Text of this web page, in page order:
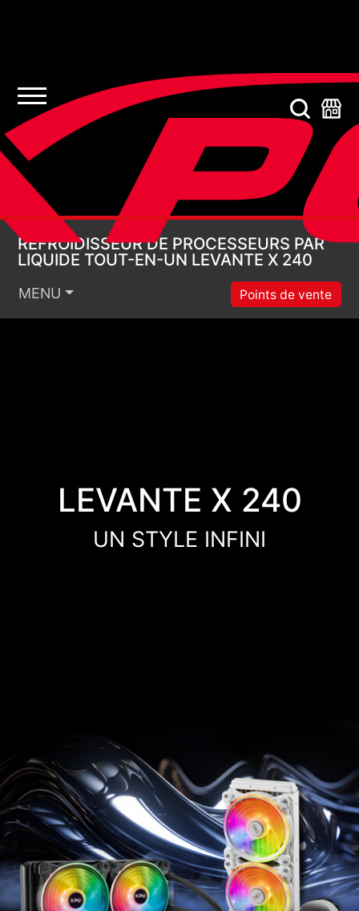
REFROIDISSEUR DE
REFROIDISSEUR DE PROCESSEURS PAR
LIQUIDE TOUT-EN-UN LEVANTE X 240
MENU Points de vente
LEVANTE X 240
UN STYLE INFINI